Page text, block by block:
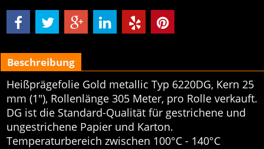
Beschreibung
Heißprägefolie Gold metallic Typ 6220DG, Kern 25
mm (1"), Rollenlänge 305 Meter, pro Rolle verkauft.
DG ist die Standard-Qualität für gestrichene und
ungestrichene Papier und Karton.
Temperaturbereich zwischen 100°C - 140°C